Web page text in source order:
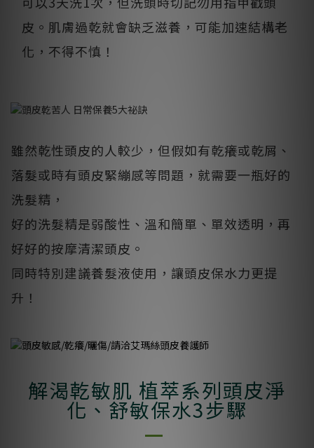
皮。肌膚過乾就會缺乏滋養，可能加速結構老
化，不得不慎！
雖然乾性頭皮的人較少，但假如有乾癢或乾屑、
落髮或時有頭皮緊繃感等問題，就需要一瓶好的
洗髮精，
好的洗髮精是弱酸性、溫和簡單、單效透明，再
好好的按摩清潔頭皮。
同時特別建議養髮液使用，讓頭皮保水力更提
升！
解渴乾敏肌 植萃系列頭皮淨
化、舒敏保水3步驟